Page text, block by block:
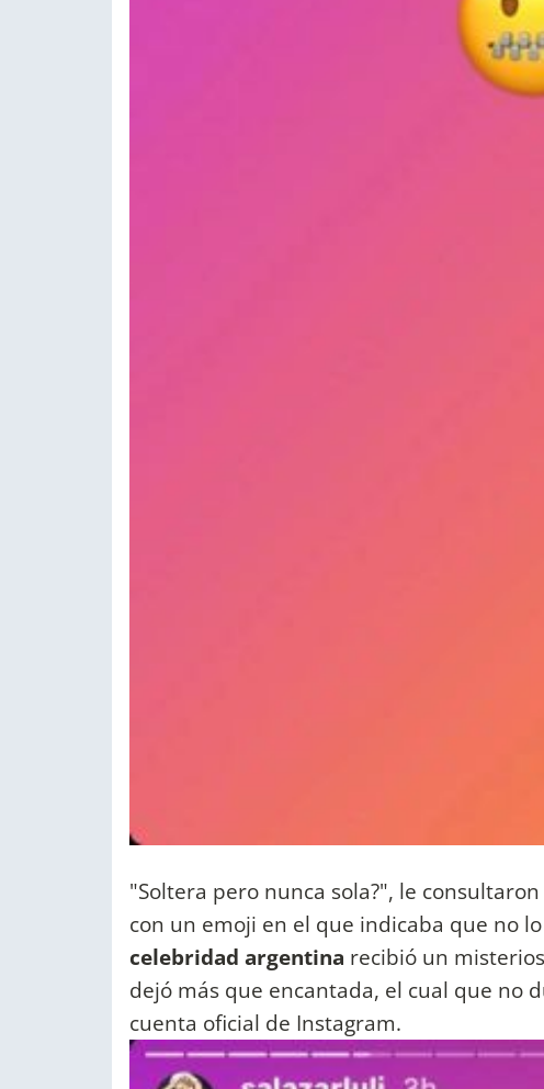
"Soltera pero nunca sola?", le consultaron
con un emoji en el que indicaba que no
celebridad argentina recibió un
dejó más que encantada, el cual que no
cuenta oficial de Instagram.